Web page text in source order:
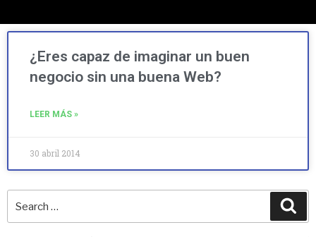
¿Eres capaz de imaginar un buen
negocio sin una buena Web?
LEER MÁS »
30 abril 2014